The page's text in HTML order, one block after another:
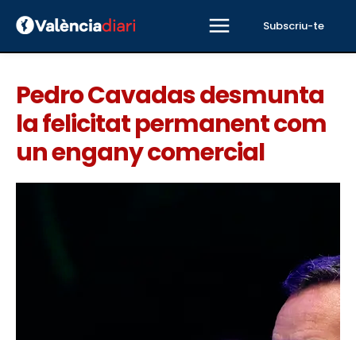
Subscriu-te
Pedro Cavadas desmunta
la felicitat permanent com
un engany comercial